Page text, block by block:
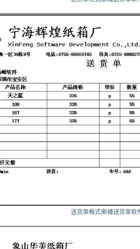
送货单格式|新峰送货单软